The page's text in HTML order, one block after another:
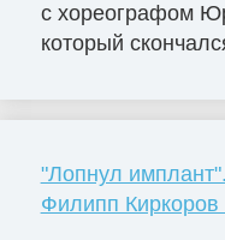
с хореографом
который
"Лопнул
Филипп